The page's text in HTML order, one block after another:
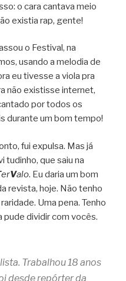
o cara cantava meio
existia rap, gente!
o Festival, na
usando a melodia de
eu tivesse a viola pra
não existisse internet,
por todos os
durante um bom tempo!
fui expulsa. Mas já
tudinho, que saiu na
erValo. Eu daria um bom
revista, hoje. Não tenho
Uma pena. Tenho
pude dividir com vocês.
Trabalhou 18 anos
desde repórter da